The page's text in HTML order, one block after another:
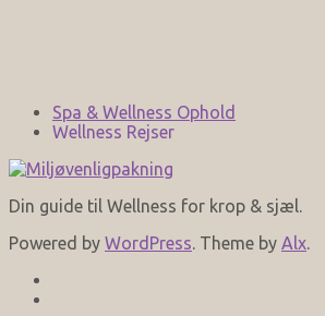
Spa & Wellness Ophold
Wellness Rejser
Din guide til Wellness for krop & sjæl.
Powered by WordPress. Theme by Alx.